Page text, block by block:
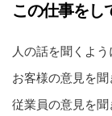
この仕事をし
人の話を聞くよう
お客様の意見を聞
従業員の意見を聞